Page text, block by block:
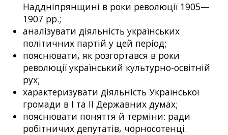
Наддніпрянщині в роки революції 1905—
1907 рр.;
аналізувати діяльність українських
політичних партій у цей період;
пояснювати, як розгортався в роки
революції український культурно-освітній
рух;
характеризувати діяльність Української
громади в I та II Державних думах;
пояснювати поняття й терміни: ради
робітничих депутатів, чорносотенці.